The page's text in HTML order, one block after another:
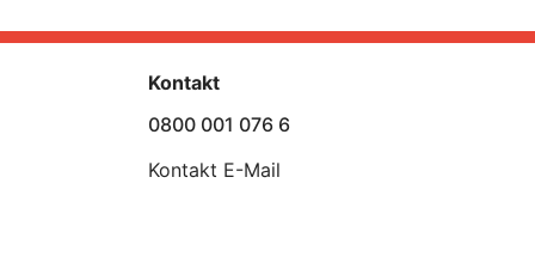
Kontakt
0800 001 076 6
Kontakt E-Mail